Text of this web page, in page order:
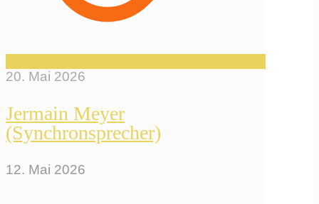
20. Mai 2026
Jermain Meyer
(Synchronsprecher)
12. Mai 2026